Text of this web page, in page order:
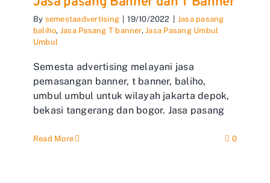
By semestaadvertising 19/10/2022
Jasa pasang
baliho, Jasa Pasang T banner, Jasa Pasang Umbul
Umbul
Semesta advertising melayani jasa
pemasangan banner, t banner, baliho,
umbul umbul untuk wilayah jakarta depok,
bekasi tangerang dan bogor. Jasa pasang
Read More 0